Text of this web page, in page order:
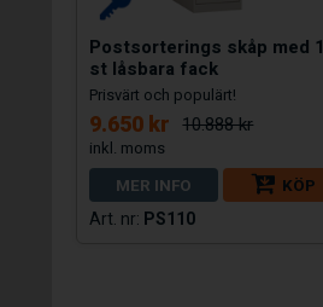
Postsorterings skåp med
st låsbara fack
Prisvärt och populärt!
9.650 kr 10.888 kr
MER INFO
KÖP
PS110